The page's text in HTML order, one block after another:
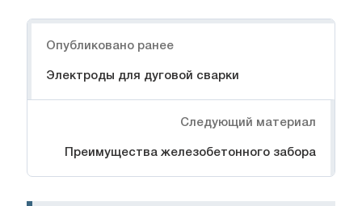
Опубликовано ранее
Электроды для дуговой сварки
Следующий материал
Преимущества железобетонного забора